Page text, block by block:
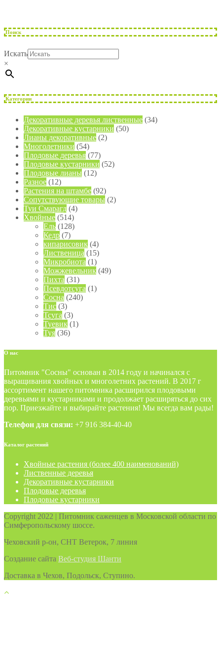
Поиск
Искать
×
Категории
Декоративные деревья лиственные (34)
Декоративные кустарники (50)
Лианы декоративные (2)
Многолетники (54)
Плодовые деревья (77)
Плодовые кустарники (52)
Плодовые лианы (12)
Разное (12)
Растения на штамбе (92)
Сопутствующие товары (2)
Туи Смарагд (4)
Хвойные (514)
Ель (128)
Кедр (7)
кипарисовик (4)
Лиственица (15)
Микробиота (1)
Можжевельник (49)
Пихта (31)
Псевдотсуга (1)
Сосна (240)
Тис (3)
Тсуга (3)
Туевик (1)
Туя (36)
О нас
Питомник "Сосны" основан в 2014 году и начинался с
выращивания хвойных и многолетних растений. В 2017 г
ассортимент нашего питомника расширился плодовыми
деревьями и кустарниками и продолжает расширяться до сих
пор. Приезжайте и выбирайте растения! Мы всегда вам рады!
Телефон для связи: +7 916 384-40-40
Каталог растений
Хвойные растения (более 400 наименований)
Лиственные деревья
Декоративные кустарники
Плодовые деревья
Плодовые кустарники
Copyright 2022 | Питомник саженцев в Московской области по
Симферопольскому шоссе.
Чеховский р-он, СНТ Ветерок, 7 линия
Создание сайта Веб-студия Шанти
Доставка в Чехов, Подольск, Ступино.